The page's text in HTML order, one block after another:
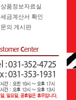
상품정보자료실
세금계산서 확인
문의 게시판